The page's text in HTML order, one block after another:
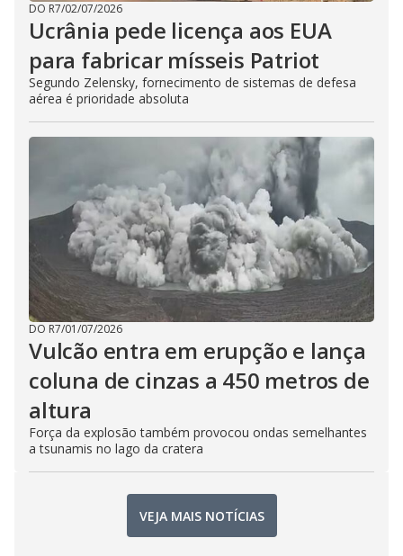
DO R7/02/07/2026
Ucrânia pede licença aos EUA
para fabricar mísseis Patriot
Segundo Zelensky, fornecimento de sistemas de defesa
aérea é prioridade absoluta
DO R7/01/07/2026
Vulcão entra em erupção e lança
coluna de cinzas a 450 metros de
altura
Força da explosão também provocou ondas semelhantes
a tsunamis no lago da cratera
VEJA MAIS NOTÍCIAS